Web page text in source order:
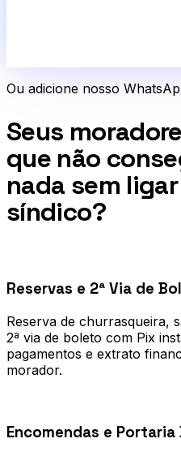
Ou adicione nosso
Seus
que não
nada sem
síndico?
Reservas e 2ª Via de
Reserva de churrasqueira,
2ª via de boleto com Pix
pagamentos e extrato
morador.
Encomendas e Portaria